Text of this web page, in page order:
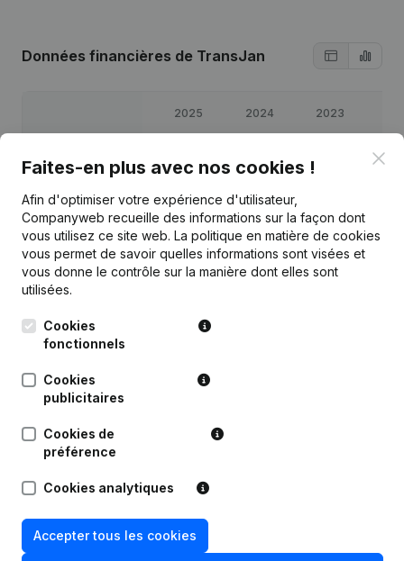
Données financières de TransJan
2025 2024 2023
Bénéfices/pertes €26
Capitaux propres €167 255 €118 703 €
112 904 73 773 62 594
Publicationsde TransJan
Date
Succursale, etc...)
Faites-en plus avec nos cookies !
Afin d'optimiser votre expérience d'utilisateur,
Companyweb recueille des informations sur la façon dont
vous utilisez ce site web. La politique en matière de cookies
vous permet de savoir quelles informations sont visées et
vous donne le contrôle sur la manière dont elles sont
utilisées.
Cookies
fonctionnels
Cookies
publicitaires
Cookies de
préférence
Cookies analytiques
Accepter tous les cookies